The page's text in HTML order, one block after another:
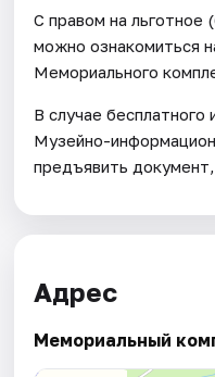
С правом на льготное
можно ознакомиться
Мемориального
В случае бесплатного
Музейно-
предъявить
Адрес
Мемориальный